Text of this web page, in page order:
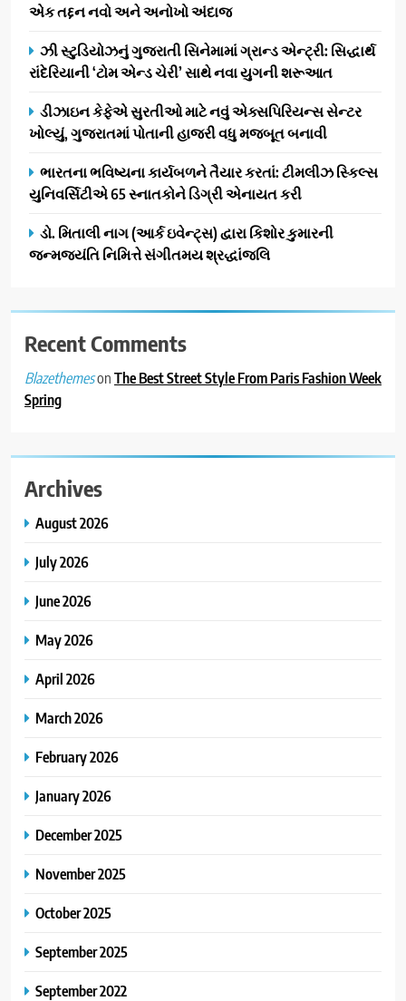
એક તદ્દન નવો અને અનોખો અંદાજ
ઝી સ્ટુડિયોઝનું ગુજરાતી સિનેમામાં ગ્રાન્ડ એન્ટ્રી: સિદ્ધાર્થ
રાંદેરિયાની ‘ટોમ એન્ડ ચેરી’ સાથે નવા યુગની શરૂઆત
ડીઝાઇન કેફેએ સુરતીઓ માટે નવું એક્સપિરિયન્સ સેન્ટર
ખોલ્યું, ગુજરાતમાં પોતાની હાજરી વધુ મજબૂત બનાવી
ભારતના ભવિષ્યના કાર્યબળને તૈયાર કરતાં: ટીમલીઝ સ્કિલ્સ
યુનિવર્સિટીએ 65 સ્નાતકોને ડિગ્રી એનાયત કરી
ડો. મિતાલી નાગ (આર્ક ઇવેન્ટ્સ) દ્વારા કિશોર કુમારની
જન્મજયંતિ નિમિત્તે સંગીતમય શ્રદ્ધાંજલિ
Recent Comments
BlazethemesonThe Best Street Style From Paris Fashion Week
Spring
Archives
August 2026
July 2026
June 2026
May 2026
April 2026
March 2026
February 2026
January 2026
December 2025
November 2025
October 2025
September 2025
September 2022